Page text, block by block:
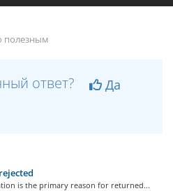
полезным
ответ?
Да
is the primary reason for returned...